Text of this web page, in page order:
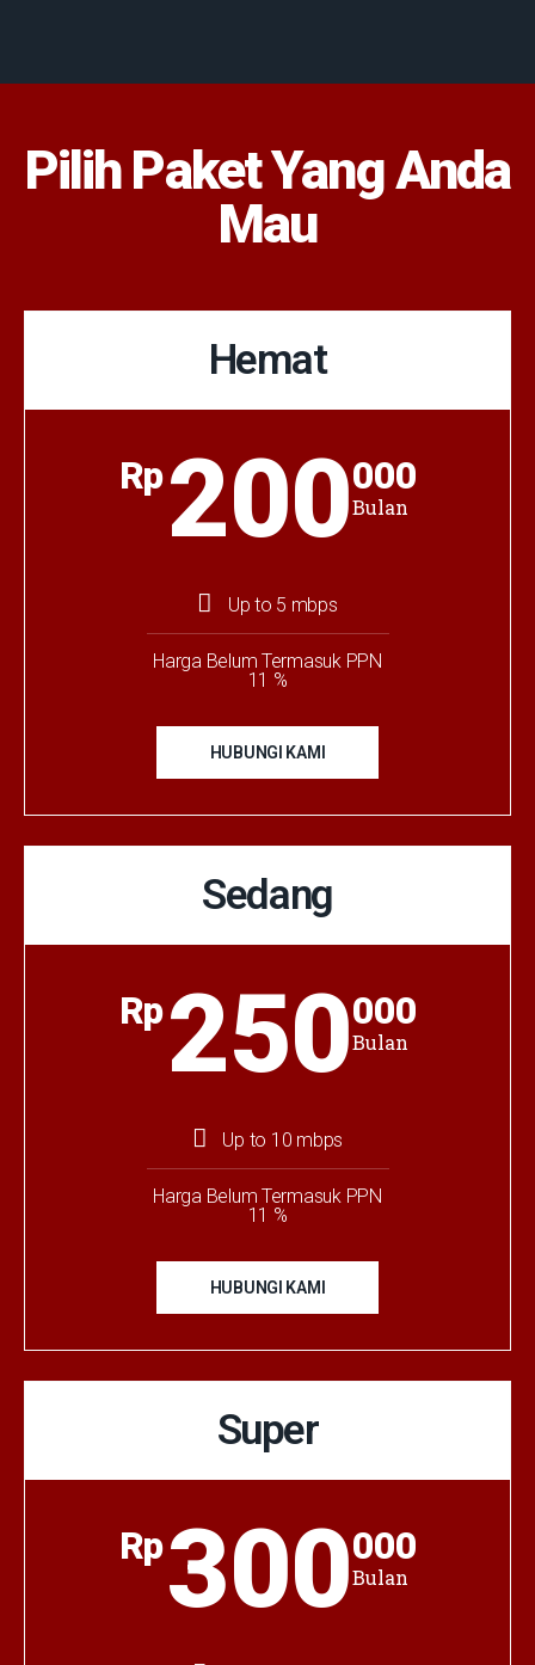
Pilih Paket Yang Anda
Mau
Hemat
Rp200000
Bulan
Up to 5 mbps
Harga Belum Termasuk PPN
11 %
HUBUNGI KAMI
Sedang
Rp250000
Bulan
Up to 10 mbps
Harga Belum Termasuk PPN
11 %
HUBUNGI KAMI
Super
Rp300000
Bulan